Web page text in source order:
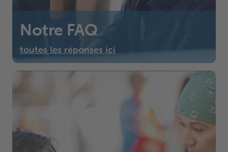
Notre FAQ
toutes les réponses ici